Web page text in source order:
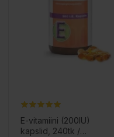
E-vitamiini (200IU)
kapslid, 240tk /